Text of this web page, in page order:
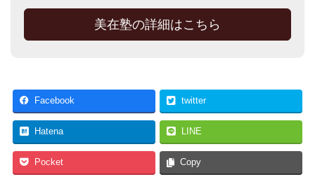
美在塾の詳細はこちら
Facebook twitter
Hatena LINE
Pocket Copy